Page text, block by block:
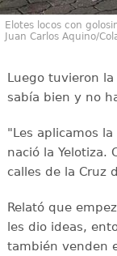
Elotes locos con
Juan Carlos Aquino/
Luego tuvieron
sabía bien y no
"Les aplicamos
nació la Yelotiza.
calles de la Cruz
Relató que
les dio ideas,
también venden